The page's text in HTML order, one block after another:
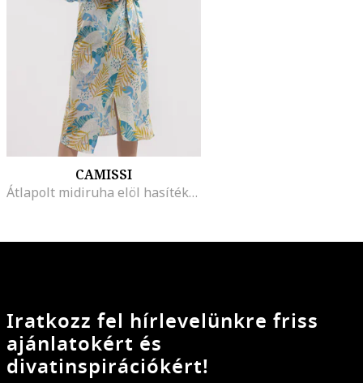
CAMISSI
Átlapolt midiruha elöl hasítékkal, Világoskék/Mustársárga
Iratkozz fel hírlevelünkre friss
ajánlatokért és
divatinspirációkért!